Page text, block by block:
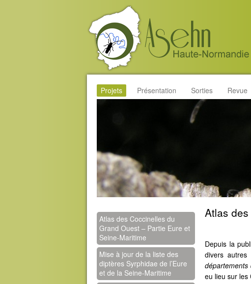
Projets Présentation Sorties Revue
Atlas des Coccinelles du
Grand Ouest – Partie Eure et
Seine-Maritime
Mise à jour de la liste des
diptères Syrphidae de l’Eure
et de la Seine-Maritime
Atlas
Depuis la
divers
départements
eu lieu sur les